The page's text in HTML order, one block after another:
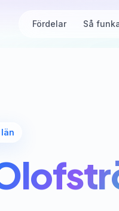
Fördelar Så